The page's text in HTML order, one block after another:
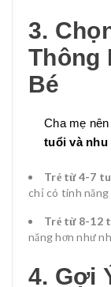
3.
Thông
Bé
Cha mẹ
tuổi và nhu
Trẻ từ 4-7
chỉ có tính năng
Trẻ từ 8-12
năng hơn như
4. Gợi